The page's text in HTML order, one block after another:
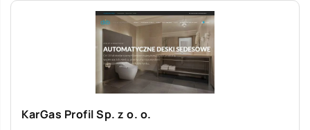
KarGas Profil Sp. z o. o.